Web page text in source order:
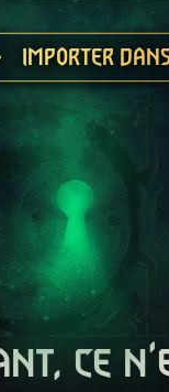
IMPORTER
ce